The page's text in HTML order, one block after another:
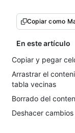
Copiar como
En este artículo
Copiar y pegar
Arrastrar el
tabla vecinas
Borrado del
Deshacer